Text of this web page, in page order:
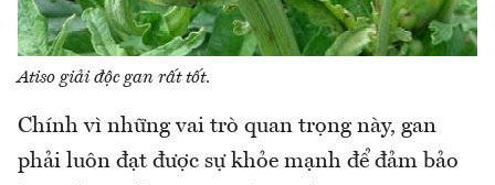
Atiso giải độc gan rất tốt.
Chính vì những vai trò quan trọng này, gan
phải luôn đạt được sự khỏe mạnh để đảm bảo